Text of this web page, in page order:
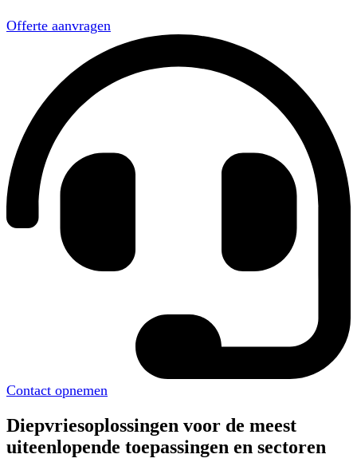
Offerte aanvragen
Contact opnemen
Diepvriesoplossingen voor de meest
uiteenlopende toepassingen en sectoren